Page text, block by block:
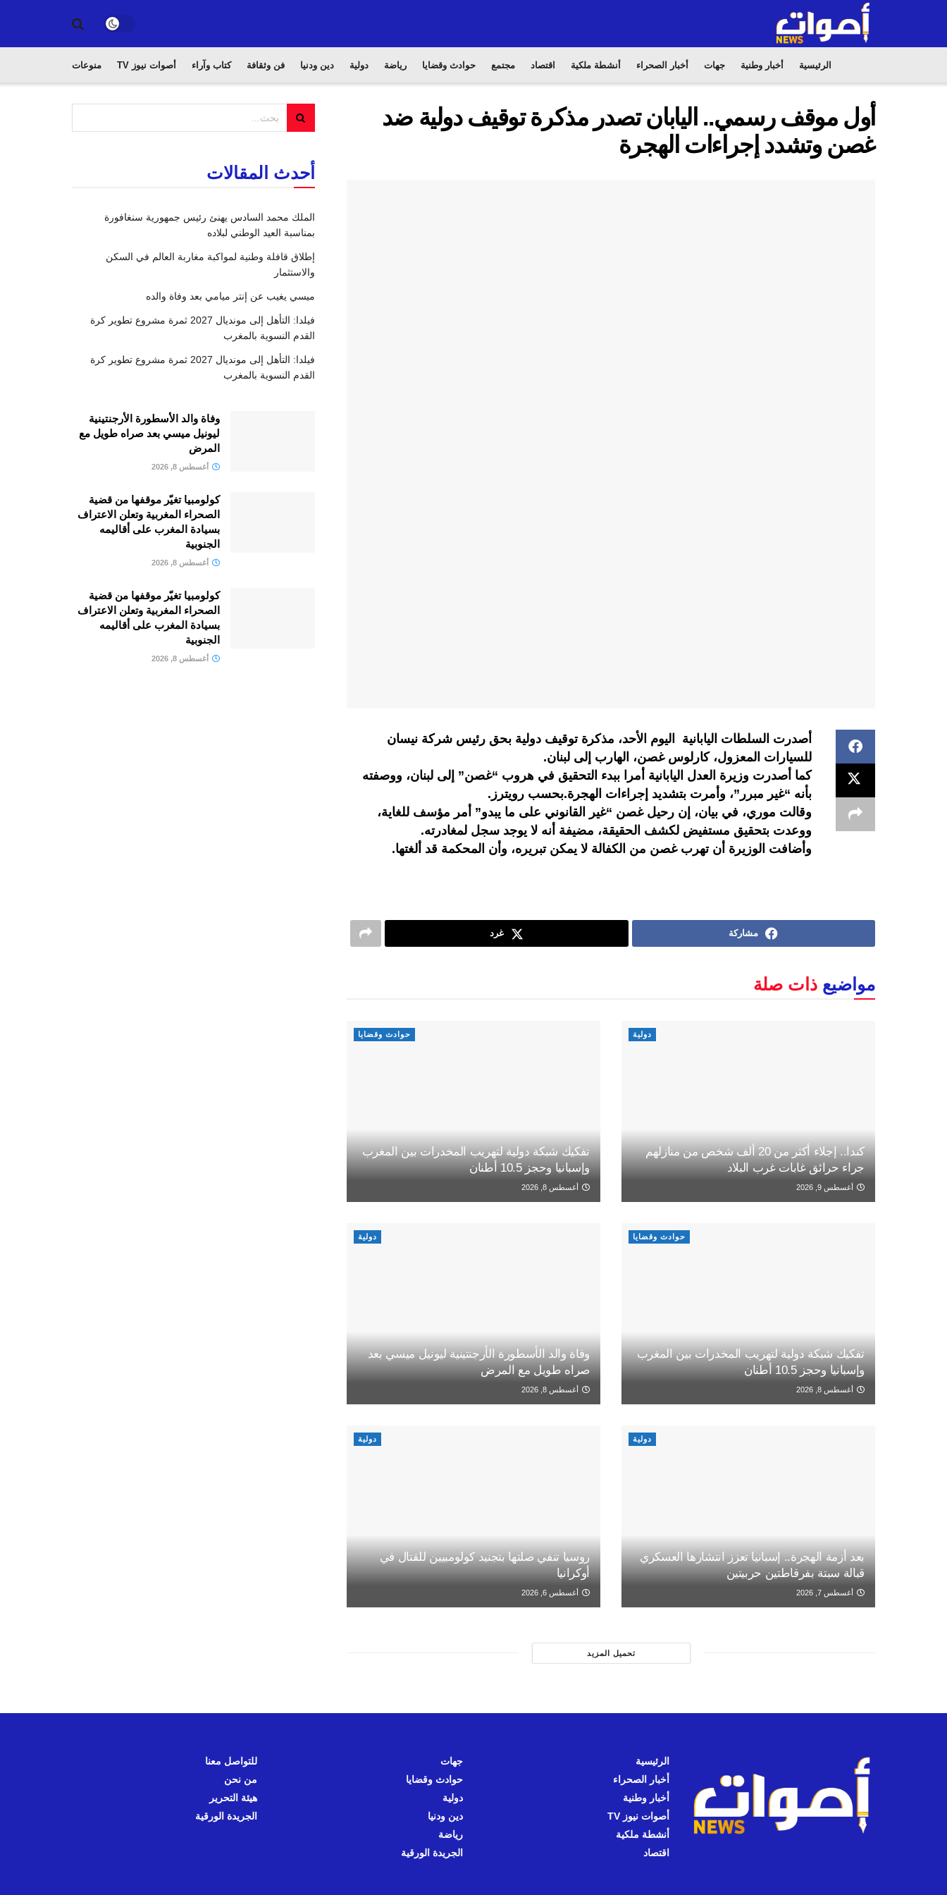
الرئيسية أخبار وطنية جهات أخبار الصحراء أنشطة ملكية اقتصاد مجتمع حوادث وقضايا رياضة دولية دين ودنيا فن وثقافة كتاب وآراء أصوات نيوز TV منوعات
أول موقف رسمي.. اليابان تصدر مذكرة توقيف دولية ضد
غصن وتشدد إجراءات الهجرة
أصدرت السلطات اليابانية اليوم الأحد، مذكرة توقيف دولية بحق رئيس شركة نيسان
للسيارات المعزول، كارلوس غصن، الهارب إلى لبنان.
كما أصدرت وزيرة العدل اليابانية أمرا ببدء التحقيق في هروب “غصن” إلى لبنان، ووصفته
بأنه “غير مبرر”، وأمرت بتشديد إجراءات الهجرة.بحسب رويترز.
وقالت موري، في بيان، إن رحيل غصن “غير القانوني على ما يبدو” أمر مؤسف للغاية،
ووعدت بتحقيق مستفيض لكشف الحقيقة، مضيفة أنه لا يوجد سجل لمغادرته.
وأضافت الوزيرة أن تهرب غصن من الكفالة لا يمكن تبريره، وأن المحكمة قد ألغتها.
مشاركة غرد
مواضيع ذات صلة
دولية
كندا.. إجلاء أكثر من 20 ألف شخص من منازلهم
جراء حرائق غابات غرب البلاد
أغسطس 9, 2026
حوادث وقضايا
تفكيك شبكة دولية لتهريب المخدرات بين المغرب
وإسبانيا وحجز 10.5 أطنان
أغسطس 8, 2026
حوادث وقضايا
تفكيك شبكة دولية لتهريب المخدرات بين المغرب
وإسبانيا وحجز 10.5 أطنان
أغسطس 8, 2026
دولية
وفاة والد الأسطورة الأرجنتينية ليونيل ميسي بعد
صراه طويل مع المرض
أغسطس 8, 2026
دولية
بعد أزمة الهجرة.. إسبانيا تعزز انتشارها العسكري
قبالة سبتة بفرقاطتين حربيتين
أغسطس 7, 2026
دولية
روسيا تنفي صلتها بتجنيد كولومبيين للقتال في
أوكرانيا
أغسطس 6, 2026
تحميل المزيد
أحدث المقالات
الملك محمد السادس يهنئ رئيس جمهورية سنغافورة
بمناسبة العيد الوطني لبلاده
إطلاق قافلة وطنية لمواكبة مغاربة العالم في السكن
والاستثمار
ميسي يغيب عن إنتر ميامي بعد وفاة والده
فيلدا: التأهل إلى مونديال 2027 ثمرة مشروع تطوير كرة
القدم النسوية بالمغرب
فيلدا: التأهل إلى مونديال 2027 ثمرة مشروع تطوير كرة
القدم النسوية بالمغرب
وفاة والد الأسطورة الأرجنتينية
ليونيل ميسي بعد صراه طويل مع
المرض
أغسطس 8, 2026
كولومبيا تغيّر موقفها من قضية
الصحراء المغربية وتعلن الاعتراف
بسيادة المغرب على أقاليمه
الجنوبية
أغسطس 8, 2026
كولومبيا تغيّر موقفها من قضية
الصحراء المغربية وتعلن الاعتراف
بسيادة المغرب على أقاليمه
الجنوبية
أغسطس 8, 2026
الرئيسية
أخبار الصحراء
أخبار وطنية
أصوات نيوز TV
أنشطة ملكية
اقتصاد
جهات
حوادث وقضايا
دولية
دين ودنيا
رياضة
الجريدة الورقية
للتواصل معنا
من نحن
هيئة التحرير
الجريدة الورقية